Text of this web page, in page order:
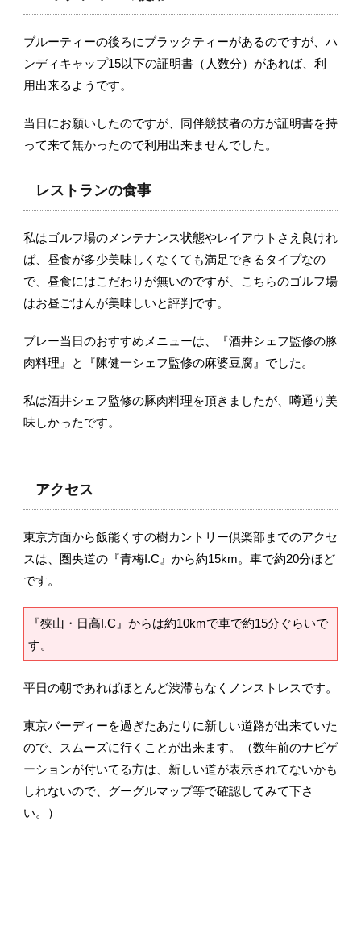
ブルーティーの後ろにブラックティーがあるのですが、ハ
ンディキャップ15以下の証明書（人数分）があれば、利
用出来るようです。
当日にお願いしたのですが、同伴競技者の方が証明書を持
って来て無かったので利用出来ませんでした。
レストランの食事
私はゴルフ場のメンテナンス状態やレイアウトさえ良けれ
ば、昼食が多少美味しくなくても満足できるタイプなの
で、昼食にはこだわりが無いのですが、こちらのゴルフ場
はお昼ごはんが美味しいと評判です。
プレー当日のおすすめメニューは、『酒井シェフ監修の豚
肉料理』と『陳健一シェフ監修の麻婆豆腐』でした。
私は酒井シェフ監修の豚肉料理を頂きましたが、噂通り美
味しかったです。
アクセス
東京方面から飯能くすの樹カントリー倶楽部までのアクセ
スは、圏央道の『青梅I.C』から約15km。車で約20分ほど
です。
『狭山・日高I.C』からは約10kmで車で約15分ぐらいで
す。
平日の朝であればほとんど渋滞もなくノンストレスです。
東京バーディーを過ぎたあたりに新しい道路が出来ていた
ので、スムーズに行くことが出来ます。（数年前のナビゲ
ーションが付いてる方は、新しい道が表示されてないかも
しれないので、グーグルマップ等で確認してみて下さ
い。）